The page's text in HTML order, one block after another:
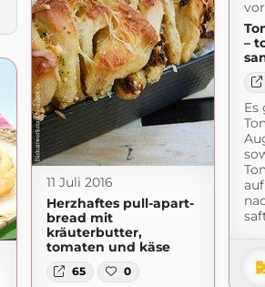
–
Es
11 Juli 2016
Herzhaftes pull-apart-
bread mit
kräuterbutter,
tomaten und käse
65 0